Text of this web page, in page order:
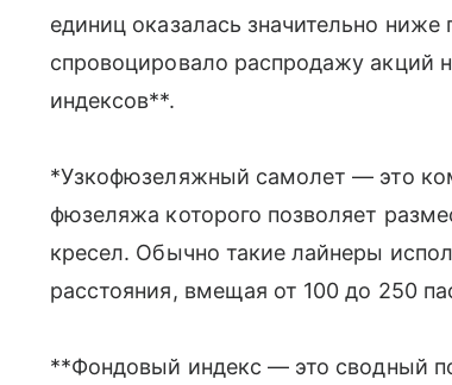
единиц оказалась значительно
спровоцировало распродажу акций
индексов**.
*Узкофюзеляжный самолет — это
фюзеляжа которого позволяет
кресел. Обычно такие лайнеры
расстояния, вмещая от 100 до 250
**Фондовый индекс — это сводный